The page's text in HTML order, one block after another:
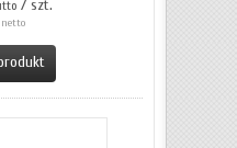
/ szt.
netto